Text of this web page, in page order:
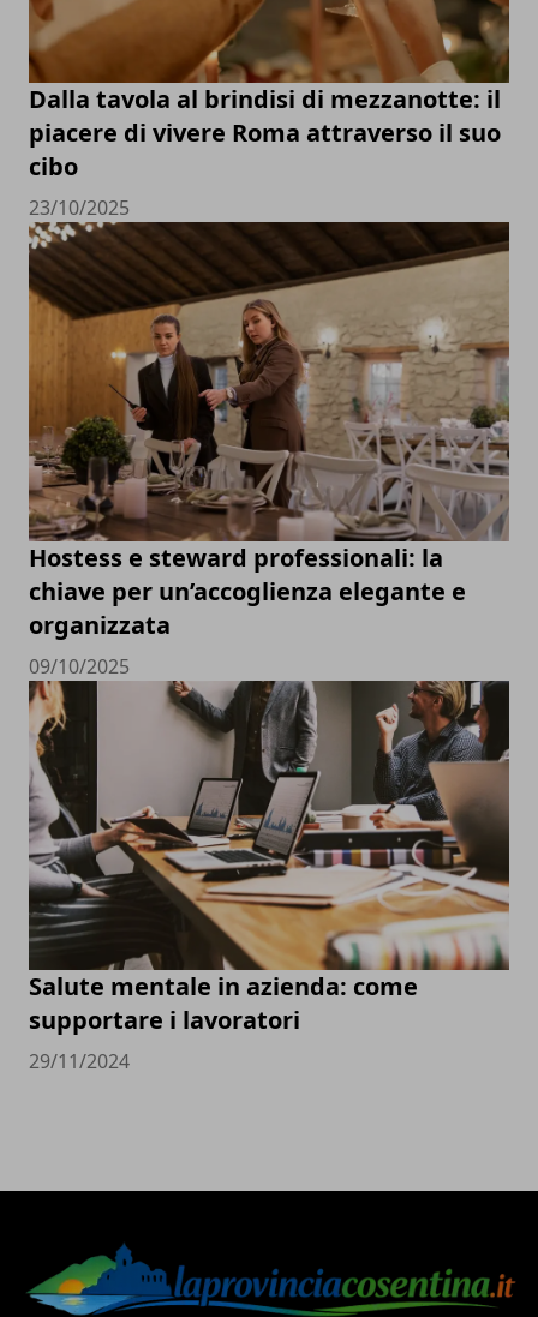
Dalla tavola al brindisi di mezzanotte: il
piacere di vivere Roma attraverso il suo
cibo
23/10/2025
Hostess e steward professionali: la
chiave per un’accoglienza elegante e
organizzata
09/10/2025
Salute mentale in azienda: come
supportare i lavoratori
29/11/2024